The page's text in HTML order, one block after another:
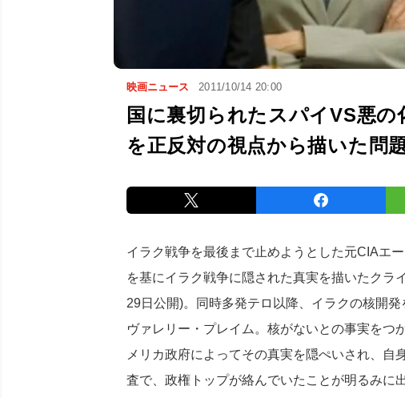
映画ニュース 2011/10/14 20:00
国に裏切られたスパイVS悪
を正反対の視点から描いた問
イラク戦争を最後まで止めようとした元CIAエ
を基にイラク戦争に隠された真実を描いたクラ
29日公開)。同時多発テロ以降、イラクの核開
ヴァレリー・プレイム。核がないとの事実をつ
メリカ政府によってその真実を隠ぺいされ、自
査で、政権トップが絡んでいたことが明るみに